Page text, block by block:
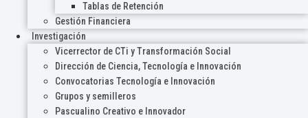
Tablas de Retención
Gestión Financiera
Investigación
Vicerrector de CTi y Transformación Social
Dirección de Ciencia, Tecnología e Innovación
Convocatorias Tecnología e Innovación
Grupos y semilleros
Pascualino Creativo e Innovador